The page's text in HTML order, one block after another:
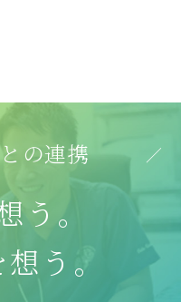
の連携
う。
想う。